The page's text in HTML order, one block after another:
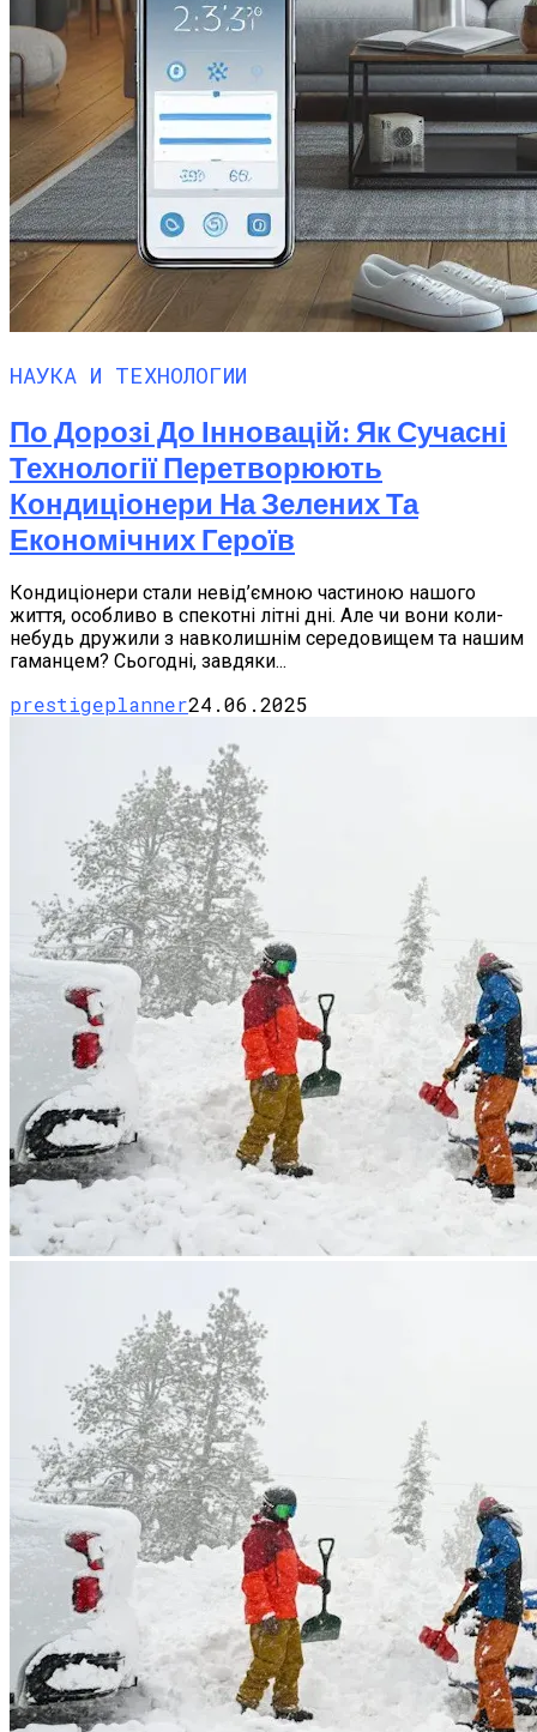
НАУКА И ТЕХНОЛОГИИ
По Дорозі До Інновацій: Як Сучасні
Технології Перетворюють
Кондиціонери На Зелених Та
Економічних Героїв
Кондиціонери стали невід’ємною частиною нашого
життя, особливо в спекотні літні дні. Але чи вони коли-
небудь дружили з навколишнім середовищем та нашим
гаманцем? Сьогодні, завдяки...
prestigeplanner24.06.2025